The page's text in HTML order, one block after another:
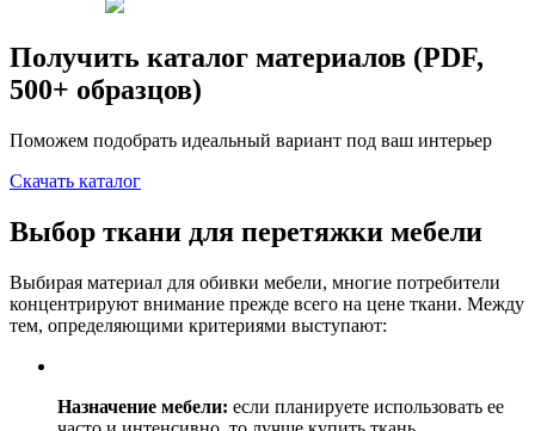
Получить каталог материалов (PDF,
500+ образцов)
Поможем подобрать идеальный вариант под ваш интерьер
Скачать каталог
Выбор ткани для перетяжки мебели
Выбирая материал для обивки мебели, многие потребители
концентрируют внимание прежде всего на цене ткани. Между
тем, определяющими критериями выступают:
Назначение мебели: если планируете использовать ее